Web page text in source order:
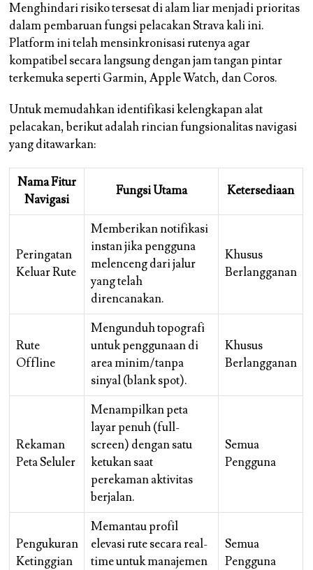
Menghindari risiko tersesat di alam liar menjadi prioritas
dalam pembaruan fungsi pelacakan Strava kali ini.
Platform ini telah mensinkronisasi rutenya agar
kompatibel secara langsung dengan jam tangan pintar
terkemuka seperti Garmin, Apple Watch, dan Coros.
Untuk memudahkan identifikasi kelengkapan alat
pelacakan, berikut adalah rincian fungsionalitas navigasi
yang ditawarkan:
Nama Fitur
Navigasi
Fungsi Utama Ketersediaan
Peringatan
Keluar Rute
Memberikan notifikasi
instan jika pengguna
melenceng dari jalur
yang telah
direncanakan.
Khusus
Berlangganan
Rute
Offline
Mengunduh topografi
untuk penggunaan di
area minim/tanpa
sinyal (blank spot).
Khusus
Berlangganan
Rekaman
Peta Seluler
Menampilkan peta
layar penuh (full-
screen) dengan satu
ketukan saat
perekaman aktivitas
berjalan.
Semua
Pengguna
Pengukuran
Ketinggian
Memantau profil
elevasi rute secara real-
time untuk manajemen
Semua
Pengguna